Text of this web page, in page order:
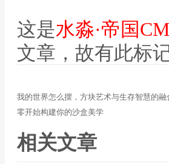
这是水淼·帝国
文章，故有此标
我的世界怎么摆，方块艺术与生存智慧的融
零开始构建你的沙盒美学
相关文章